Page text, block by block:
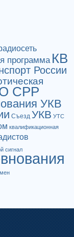
программа КВ
России
СРР
УКВ
Съезд УКВ УТС
квалификационная
сигнал